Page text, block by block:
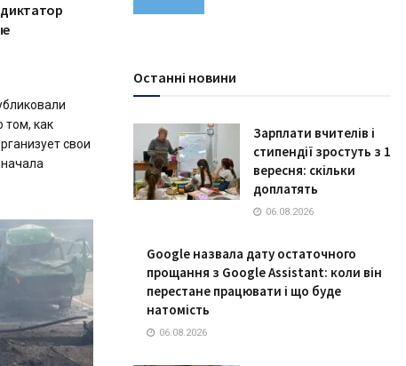
том, как
свои
Останні новини
Зарплати вчителів і
стипендії зростуть з 1
вересня: скільки
доплатять
06.08.2026
Google назвала дату остаточного
прощання з Google Assistant: коли він
перестане працювати і що буде
натомість
06.08.2026